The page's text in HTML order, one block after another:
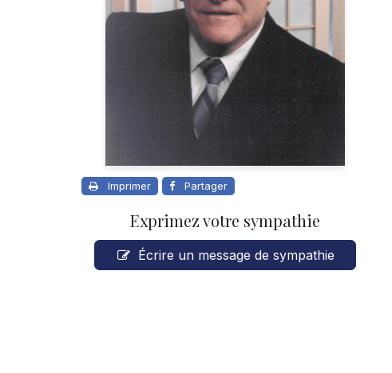
Imprimer Partager
Exprimez votre sympathie
Écrire un message de sympathie